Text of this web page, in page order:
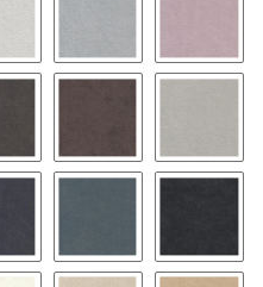
silver grey9032 platinum9141
taupe 9177 String 9118
pewter9182 twilight9189